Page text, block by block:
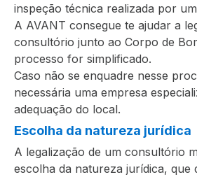
inspeção técnica realizada por
A AVANT consegue te ajudar a
consultório junto ao Corpo de
processo for simplificado.
Caso não se enquadre nesse
necessária uma empresa
adequação do local.
Escolha da natureza jurídica
A legalização de um consultório
escolha da natureza jurídica, que